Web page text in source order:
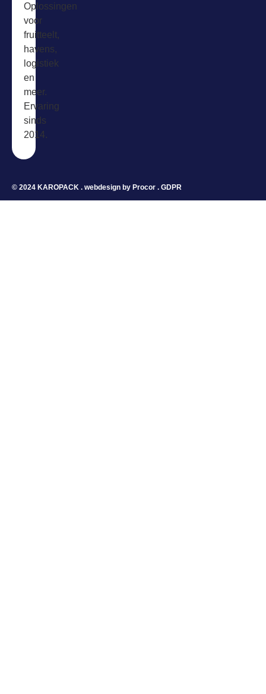
Oplossingen
voor
fruitteelt,
havens,
logistiek
en
meer.
Ervaring
sinds
2014.
© 2024 KAROPACK . webdesign by Procor . GDPR